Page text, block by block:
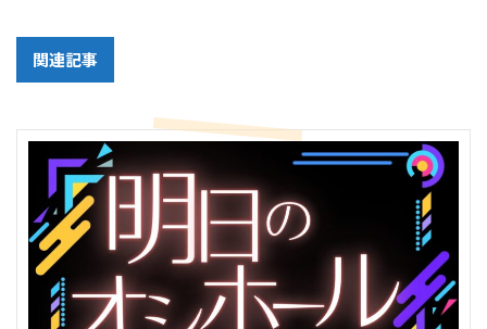
関連記事